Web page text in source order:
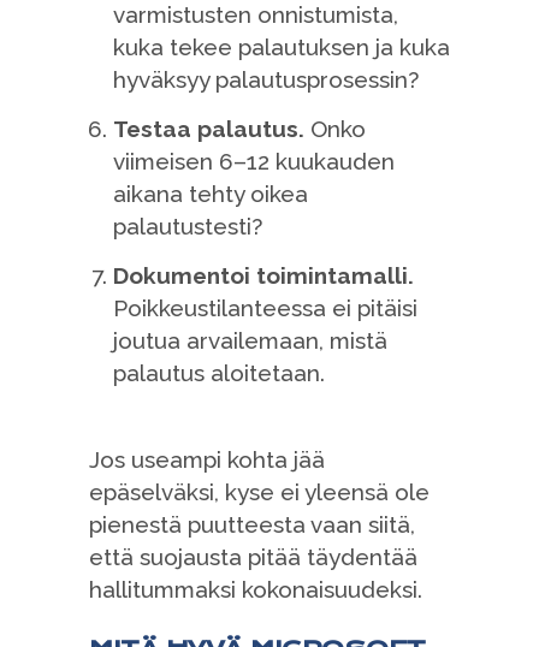
varmistusten onnistumista,
kuka tekee palautuksen ja kuka
hyväksyy palautusprosessin?
Testaa palautus. Onko
viimeisen 6–12 kuukauden
aikana tehty oikea
palautustesti?
Dokumentoi toimintamalli.
Poikkeustilanteessa ei pitäisi
joutua arvailemaan, mistä
palautus aloitetaan.
Jos useampi kohta jää
epäselväksi, kyse ei yleensä ole
pienestä puutteesta vaan siitä,
että suojausta pitää täydentää
hallitummaksi kokonaisuudeksi.